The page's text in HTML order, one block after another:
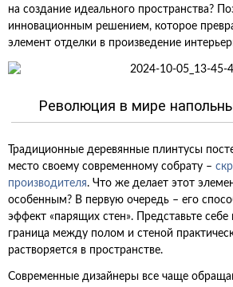
на создание идеального пространства?
инновационным решением, которое
элемент отделки в произведение
Революция в мире
Традиционные деревянные плинтусы
место своему современному собрату –
производителя. Что же делает этот
особенным? В первую очередь – его
эффект «парящих стен». Представьте
граница между полом и стеной
растворяется в пространстве.
Современные дизайнеры все чаще